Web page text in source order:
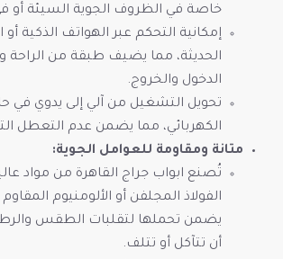
خاصة في الظروف الجوية السيئة أو
إمكانية التحكم عبر الهواتف الذكية أو
الحديثة، مما يضيف طبقة من الراحة
الدخول والخروج.
تحويل التشغيل من آلي إلى يدوي في
الكهربائي، مما يضمن عدم التعطل
متانة ومقاومة للعوامل الجوية:
تُصنع ابواب جراج القاهرة من مواد
الفولاذ المجلفن أو الألومنيوم
يضمن تحملها لتقلبات الطقس
أن تتآكل أو تتلف.